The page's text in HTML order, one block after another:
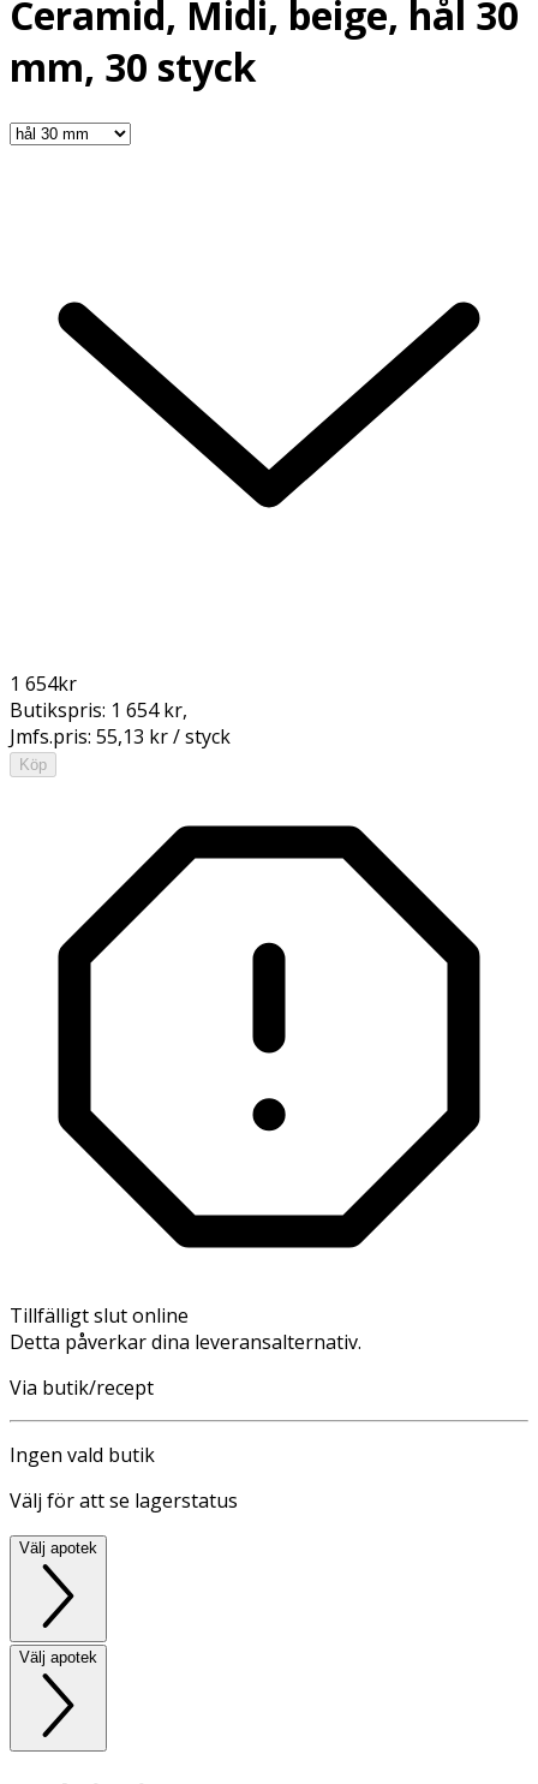
Ceramid, Midi, beige, hål 30
mm, 30 styck
1 654kr
Butikspris: 1 654 kr,
Jmfs.pris: 55,13 kr / styck
Köp
Tillfälligt slut online
Detta påverkar dina leveransalternativ.
Via butik/recept
Ingen vald butik
Välj för att se lagerstatus
Välj apotek
Välj apotek